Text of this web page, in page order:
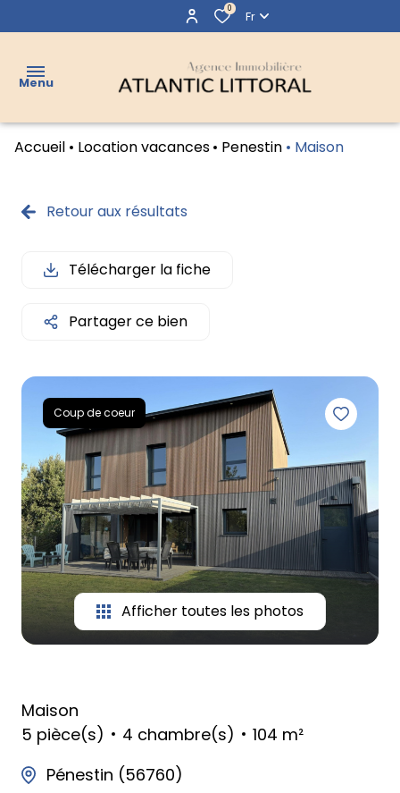
0
Fr
Menu
LOCATIONS
VACANCES
CONTACT
Accueil Location vacances Penestin Maison
Retour aux résultats
Télécharger la fiche
Partager ce bien
Coup de coeur
Afficher toutes les photos
Maison
5 pièce(s)
4 chambre(s)
104 m²
Pénestin (56760)